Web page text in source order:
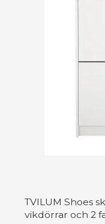
TVILUM Shoes
vikdörrar och 2